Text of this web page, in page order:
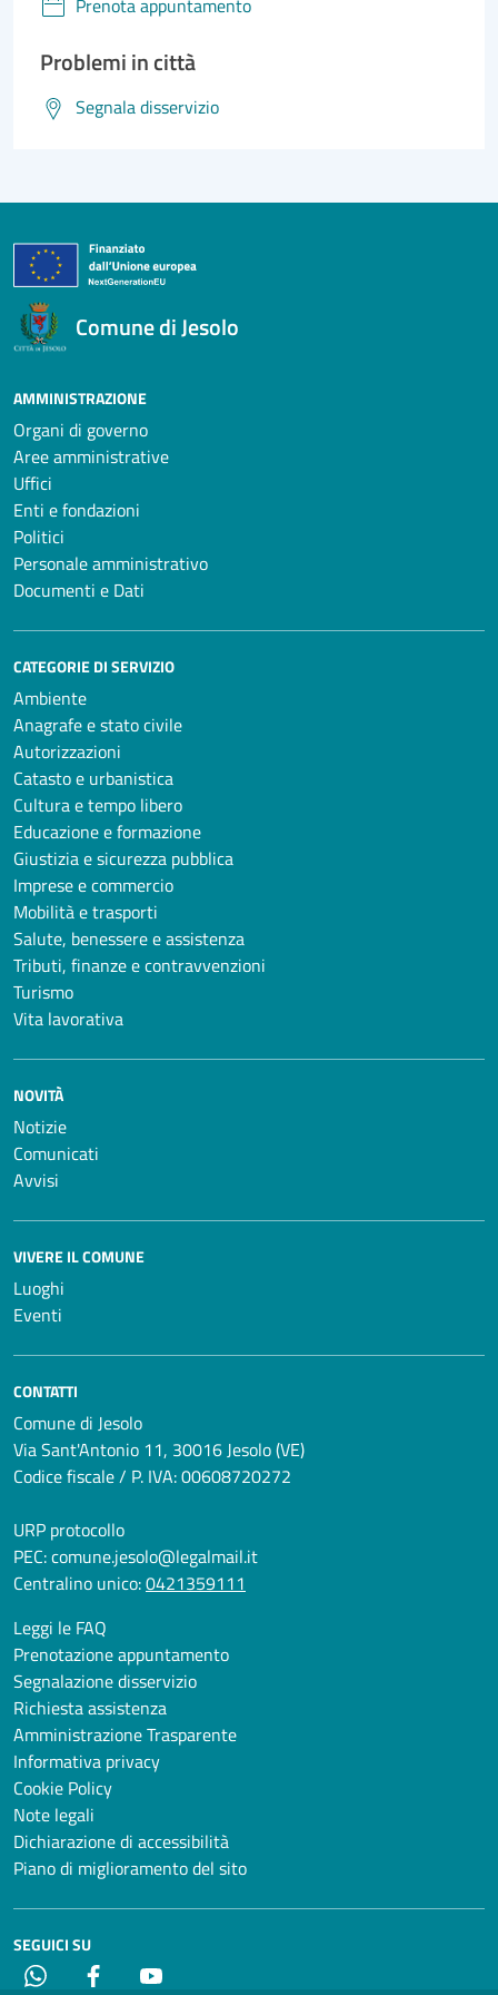
Prenota appuntamento
Problemi in città
Segnala disservizio
Comune di Jesolo
AMMINISTRAZIONE
Organi di governo
Aree amministrative
Uffici
Enti e fondazioni
Politici
Personale amministrativo
Documenti e Dati
CATEGORIE DI SERVIZIO
Ambiente
Anagrafe e stato civile
Autorizzazioni
Catasto e urbanistica
Cultura e tempo libero
Educazione e formazione
Giustizia e sicurezza pubblica
Imprese e commercio
Mobilità e trasporti
Salute, benessere e assistenza
Tributi, finanze e contravvenzioni
Turismo
Vita lavorativa
NOVITÀ
Notizie
Comunicati
Avvisi
VIVERE IL COMUNE
Luoghi
Eventi
CONTATTI
Comune di Jesolo
Via Sant'Antonio 11, 30016 Jesolo (VE)
Codice fiscale / P. IVA: 00608720272
URP protocollo
PEC:comune.jesolo@legalmail.it
Centralino unico:0421359111
Leggi le FAQ
Prenotazione appuntamento
Segnalazione disservizio
Richiesta assistenza
Amministrazione Trasparente
Informativa privacy
Cookie Policy
Note legali
Dichiarazione di accessibilità
Piano di miglioramento del sito
SEGUICI SU
Whatsapp Facebook